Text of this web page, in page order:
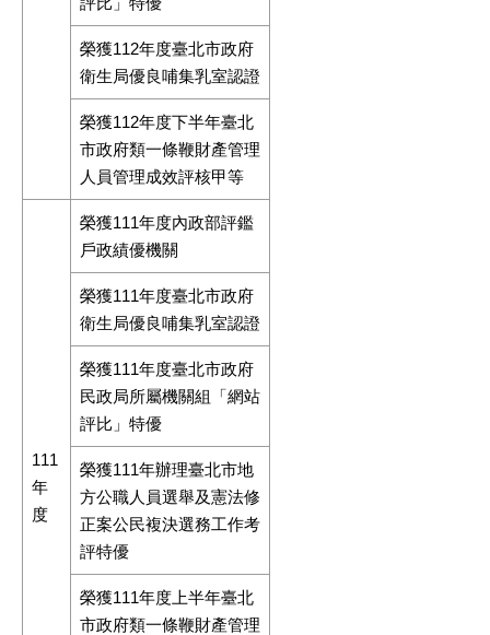
榮獲112年度臺北市政府
衛生局優良哺集乳室認證
榮獲112年度下半年臺北
市政府類一條鞭財產管理
人員管理成效評核甲等
111
年
度
榮獲111年度內政部評鑑
戶政績優機關
榮獲111年度臺北市政府
衛生局優良哺集乳室認證
榮獲111年度臺北市政府
民政局所屬機關組「網站
評比」特優
榮獲111年辦理臺北市地
方公職人員選舉及憲法修
正案公民複決選務工作考
評特優
榮獲111年度上半年臺北
市政府類一條鞭財產管理